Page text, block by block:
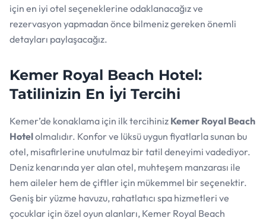
için en iyi otel seçeneklerine odaklanacağız ve
rezervasyon yapmadan önce bilmeniz gereken önemli
detayları paylaşacağız.
Kemer Royal Beach Hotel:
Tatilinizin En İyi Tercihi
Kemer’de konaklama için ilk tercihiniz Kemer Royal Beach
Hotelolmalıdır. Konfor ve lüksü uygun fiyatlarla sunan bu
otel, misafirlerine unutulmaz bir tatil deneyimi vadediyor.
Deniz kenarında yer alan otel, muhteşem manzarası ile
hem aileler hem de çiftler için mükemmel bir seçenektir.
Geniş bir yüzme havuzu, rahatlatıcı spa hizmetleri ve
çocuklar için özel oyun alanları, Kemer Royal Beach